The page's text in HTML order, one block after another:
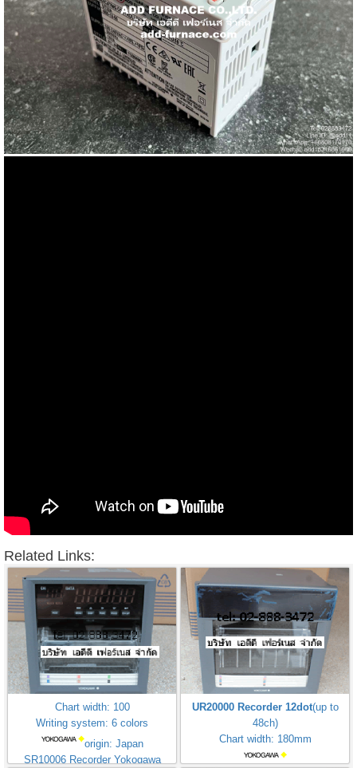
Related Links:
Chart width: 100
Writing system: 6 colors
origin: Japan
SR10006 Recorder Yokogawa
UR20000 Recorder 12dot(up to
48ch)
Chart width: 180mm